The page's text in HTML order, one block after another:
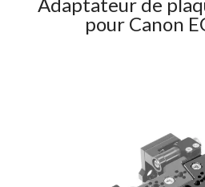
pour Canon